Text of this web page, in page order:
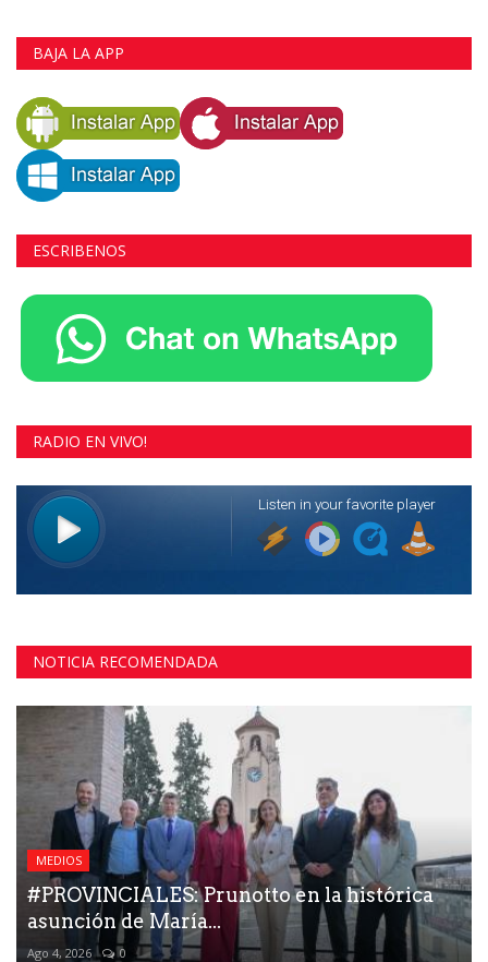
BAJA LA APP
ESCRIBENOS
RADIO EN VIVO!
NOTICIA RECOMENDADA
MEDIOS
#PROVINCIALES: Prunotto en la histórica
asunción de María...
Ago 4, 2026 0